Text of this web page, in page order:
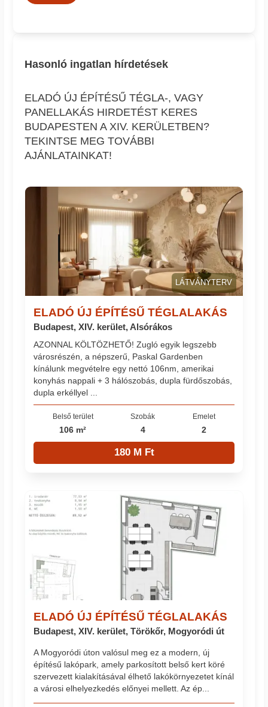
Hasonló ingatlan hírdetések
ELADÓ ÚJ ÉPÍTÉSŰ TÉGLA-, VAGY
PANELLAKÁS HIRDETÉST KERES
BUDAPESTEN A XIV. KERÜLETBEN?
TEKINTSE MEG TOVÁBBI
AJÁNLATAINKAT!
LÁTVÁNYTERV
ELADÓ ÚJ ÉPÍTÉSŰ TÉGLALAKÁS
Budapest, XIV. kerület, Alsórákos
AZONNAL KÖLTÖZHETŐ! Zugló egyik legszebb
városrészén, a népszerű, Paskal Gardenben
kínálunk megvételre egy nettó 106nm, amerikai
konyhás nappali + 3 hálószobás, dupla fürdőszobás,
dupla erkéllyel ...
Belső terület
106 m²
Szobák
4
Emelet
2
180 M Ft
ELADÓ ÚJ ÉPÍTÉSŰ TÉGLALAKÁS
Budapest, XIV. kerület, Törökőr, Mogyoródi út
A Mogyoródi úton valósul meg ez a modern, új
építésű lakópark, amely parkosított belső kert köré
szervezett kialakításával élhető lakókörnyezetet kínál
a városi elhelyezkedés előnyei mellett. Az ép...